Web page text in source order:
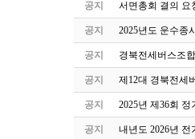
공지 서면총회 결의 요
공지 2025년도 운수종
공지 경북전세버스조
공지 제12대 경북전세
공지 2025년 제36회
공지 내년도 2026년